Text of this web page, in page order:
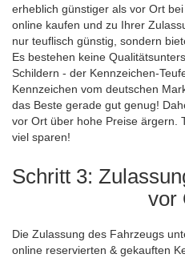
erheblich günstiger als vor Ort
online kaufen und zu Ihrer
nur teuflisch günstig, sondern
Es bestehen keine
Schildern - der Kennzeichen-
Kennzeichen vom deutschen
das Beste gerade gut genug!
vor Ort über hohe Preise ärgern.
viel sparen!
Schritt 3:
vor
Die Zulassung des Fahrzeugs
online reservierten & gekauften